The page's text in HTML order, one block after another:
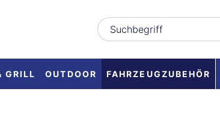
GRILL OUTDOOR FAHRZEUGZUBEHÖR